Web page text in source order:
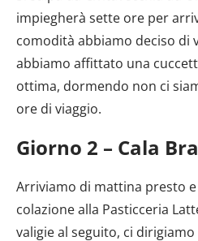
impiegherà sette ore per
comodità abbiamo deciso di
abbiamo affittato una
ottima, dormendo non ci
ore di viaggio.
Giorno 2 – Cala
Arriviamo di mattina presto
colazione alla Pasticceria
valigie al seguito, ci